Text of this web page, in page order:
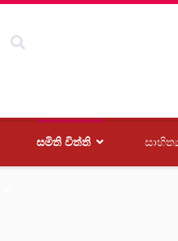
සමිති විත්ති